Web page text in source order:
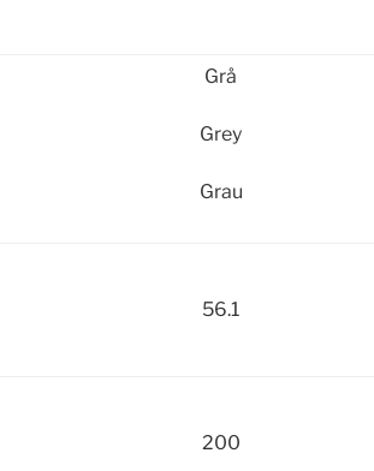
Grå
Grey
Grau
56.1
200